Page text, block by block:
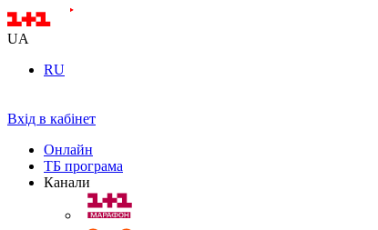
UA
RU
Вхід в кабінет
Онлайн
ТБ програма
Канали